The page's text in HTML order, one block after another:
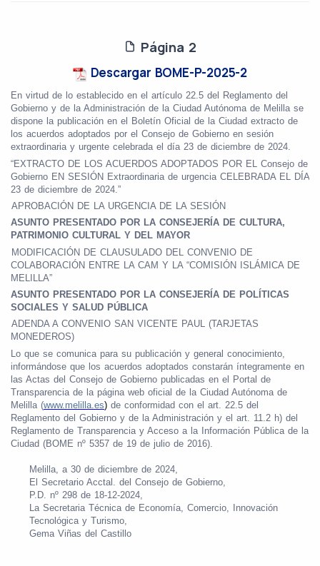
Página 2
Descargar BOME-P-2025-2
En virtud de lo establecido en el artículo 22.5 del Reglamento del
Gobierno y de la Administración de la Ciudad Autónoma de Melilla se
dispone la publicación en el Boletín Oficial de la Ciudad extracto de
los acuerdos adoptados por el Consejo de Gobierno en sesión
extraordinaria y urgente celebrada el día 23 de diciembre de 2024.
“EXTRACTO DE LOS ACUERDOS ADOPTADOS POR EL Consejo de
Gobierno EN SESIÓN Extraordinaria de urgencia CELEBRADA EL DÍA
23 de diciembre de 2024.”
APROBACIÓN DE LA URGENCIA DE LA SESIÓN
ASUNTO PRESENTADO POR LA CONSEJERÍA DE CULTURA,
PATRIMONIO CULTURAL Y DEL MAYOR
MODIFICACIÓN DE CLAUSULADO DEL CONVENIO DE
COLABORACIÓN ENTRE LA CAM Y LA “COMISIÓN ISLÁMICA DE
MELILLA”
ASUNTO PRESENTADO POR LA CONSEJERÍA DE POLÍTICAS
SOCIALES Y SALUD PÚBLICA
ADENDA A CONVENIO SAN VICENTE PAUL (TARJETAS
MONEDEROS)
Lo que se comunica para su publicación y general conocimiento,
informándose que los acuerdos adoptados constarán íntegramente en
las Actas del Consejo de Gobierno publicadas en el Portal de
Transparencia de la página web oficial de la Ciudad Autónoma de
Melilla (www.melilla.es) de conformidad con el art. 22.5 del
Reglamento del Gobierno y de la Administración y el art. 11.2 h) del
Reglamento de Transparencia y Acceso a la Información Pública de la
Ciudad (BOME nº 5357 de 19 de julio de 2016).
Melilla, a 30 de diciembre de 2024,
El Secretario Acctal. del Consejo de Gobierno,
P.D. nº 298 de 18-12-2024,
La Secretaria Técnica de Economía, Comercio, Innovación
Tecnológica y Turismo,
Gema Viñas del Castillo